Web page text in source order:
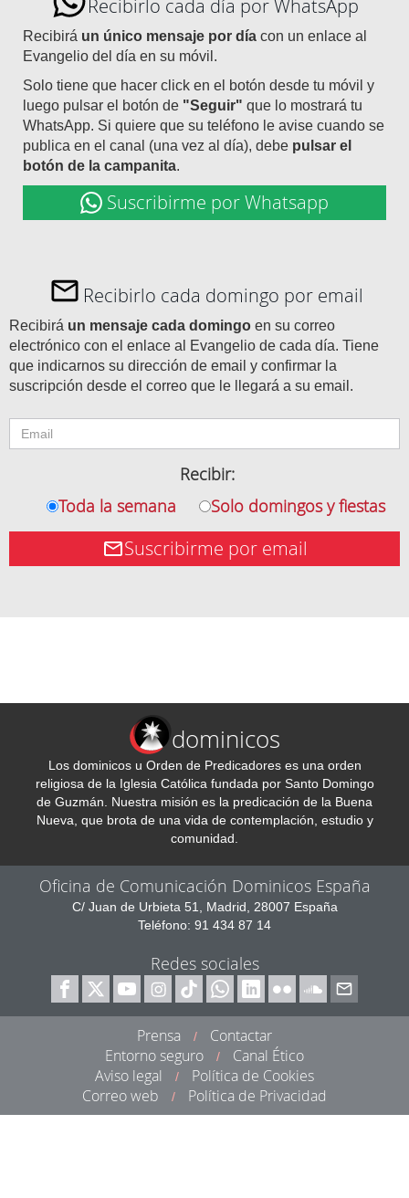
Recibirlo cada día por WhatsApp
Recibirá un único mensaje por día con un enlace al
Evangelio del día en su móvil.
Solo tiene que hacer click en el botón desde tu móvil y
luego pulsar el botón de "Seguir" que lo mostrará tu
WhatsApp. Si quiere que su teléfono le avise cuando se
publica en el canal (una vez al día), debe pulsar el
botón de la campanita.
Suscribirme por Whatsapp
Recibirlo cada domingo por email
Recibirá un mensaje cada domingo en su correo
electrónico con el enlace al Evangelio de cada día. Tiene
que indicarnos su dirección de email y confirmar la
suscripción desde el correo que le llegará a su email.
Recibir:
Toda la semana
Solo domingos y fiestas
Suscribirme por email
dominicos
Los dominicos u Orden de Predicadores es una orden
religiosa de la Iglesia Católica fundada por Santo Domingo
de Guzmán. Nuestra misión es la predicación de la Buena
Nueva, que brota de una vida de contemplación, estudio y
comunidad.
Oficina de Comunicación Dominicos España
C/ Juan de Urbieta 51, Madrid, 28007 España
Teléfono: 91 434 87 14
Redes sociales
Prensa /
Contactar
Entorno seguro
/
Canal Ético
Aviso legal
/
Política de Cookies
Correo web
/ Política de Privacidad